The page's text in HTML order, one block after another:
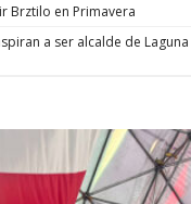
Brztilo en Primavera
a ser alcalde de Laguna